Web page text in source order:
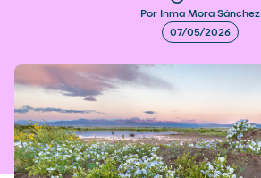
Por Inma Mora Sánchez
07/05/2026